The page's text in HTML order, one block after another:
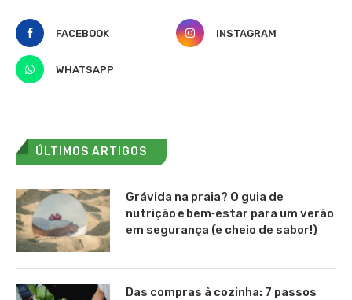
FACEBOOK INSTAGRAM
WHATSAPP
ÚLTIMOS ARTIGOS
Grávida na praia? O guia de
nutrição e bem‑estar para um verão
em segurança (e cheio de sabor!)
Das compras à cozinha: 7 passos